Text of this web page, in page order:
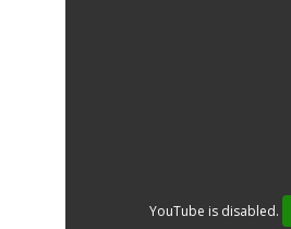
YouTube is disabled.